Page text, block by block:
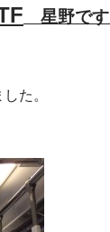
星野です
た。